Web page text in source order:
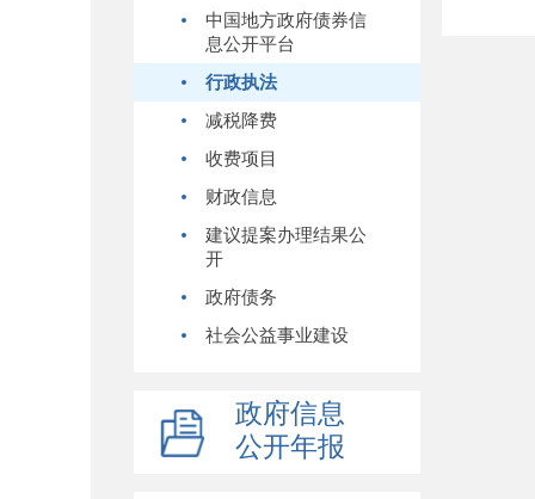
中国地方政府债券信
息公开平台
行政执法
减税降费
收费项目
财政信息
建议提案办理结果公
开
政府债务
社会公益事业建设
政府信息
公开年报